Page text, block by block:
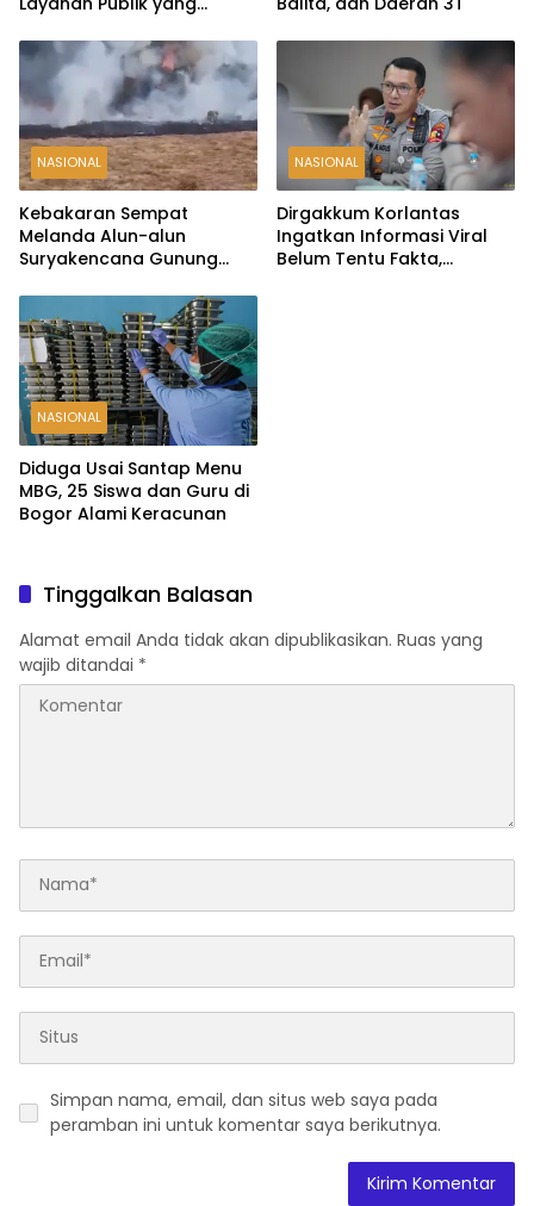
NASIONAL
Kebakaran Sempat
Melanda Alun-alun
Suryakencana Gunung
Dipadamkan
NASIONAL
Dirgakkum Korlantas
Ingatkan Informasi Viral
Belum Tentu Fakta,
NASIONAL
Diduga Usai Santap Menu
MBG, 25 Siswa dan Guru di
Bogor Alami Keracunan
Tinggalkan Balasan
Alamat email Anda tidak akan dipublikasikan. Ruas yang
wajib ditandai *
Simpan nama, email, dan situs web saya pada
peramban ini untuk komentar saya berikutnya.